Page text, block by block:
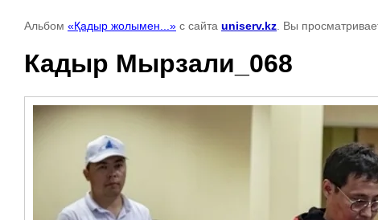
Альбом «Қадыр жолымен...» с сайта uniserv.kz . Вы
Кадыр Мырзали_068